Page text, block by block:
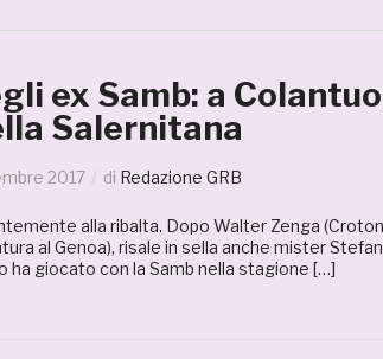
ex Samb: a
Salernitana
2017 di Redazione GRB
alla ribalta. Dopo Walter Zenga
al Genoa), risale in sella anche mister
ha giocato con la Samb nella stagione […]